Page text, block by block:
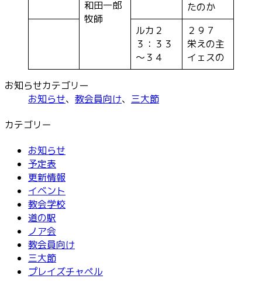
和田一郎
牧師
たのか
ルカ２
３：３３
～３４
２９７
栄えの主
イェスの
お知らせカテゴリー
お知らせ、 教会員向け、 三大節
カテゴリー
お知らせ
予定表
更新情報
イベント
教会学校
道の駅
ノア会
教会員向け
三大節
プレイズチャペル